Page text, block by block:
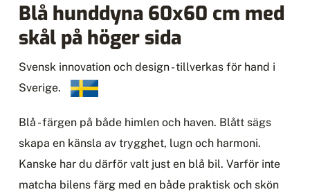
Blå hunddyna 60x60 cm med
skål på höger sida
Svensk innovation och design - tillverkas för hand i
Sverige.
Blå - färgen på både himlen och haven. Blått sägs
skapa en känsla av trygghet, lugn och harmoni.
Kanske har du därför valt just en blå bil. Varför inte
matcha bilens färg med en både praktisk och skön